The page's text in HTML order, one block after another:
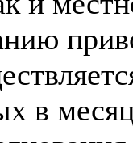
в